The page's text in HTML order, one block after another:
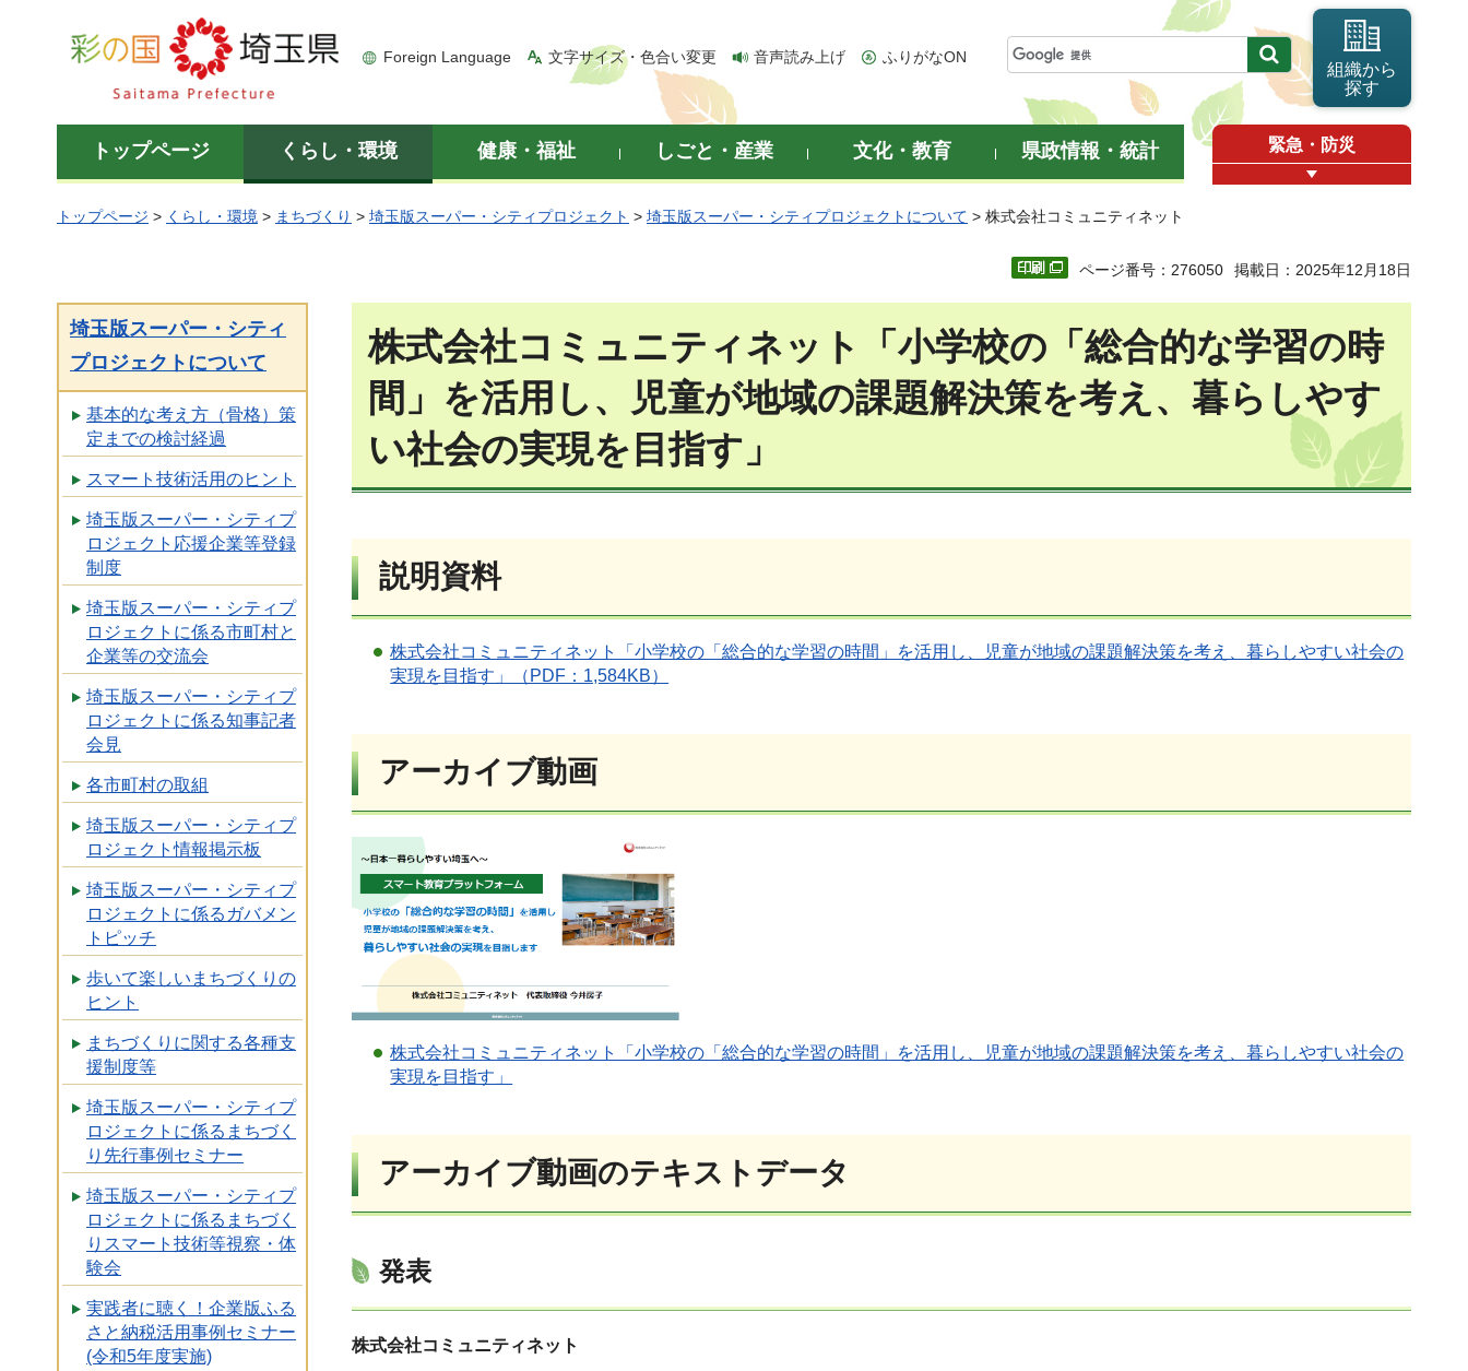
彩の国 埼玉県
Foreign Language 文字サイズ・色合い変更 音声読み上げ ふりがなON
組織から
探す
トップページ くらし・環境 健康・福祉 しごと・産業 文化・教育 県政情報・統計 緊急・防災
トップページ > くらし・環境 > まちづくり > 埼玉版スーパー・シティプロジェクト > 埼玉版スーパー・シティプロジェクトについて > 株式会社コミュニティネット
ページ番号：276050 掲載日：2025年12月18日
埼玉版スーパー・シティ
プロジェクトについて
基本的な考え方（骨格）策
定までの検討経過
スマート技術活用のヒント
埼玉版スーパー・シティプ
ロジェクト応援企業等登録
制度
埼玉版スーパー・シティプ
ロジェクトに係る市町村と
企業等の交流会
埼玉版スーパー・シティプ
ロジェクトに係る知事記者
会見
各市町村の取組
埼玉版スーパー・シティプ
ロジェクト情報掲示板
埼玉版スーパー・シティプ
ロジェクトに係るガバメン
トピッチ
歩いて楽しいまちづくりの
ヒント
まちづくりに関する各種支
援制度等
埼玉版スーパー・シティプ
ロジェクトに係るまちづく
り先行事例セミナー
埼玉版スーパー・シティプ
ロジェクトに係るまちづく
りスマート技術等視察・体
験会
実践者に聴く！企業版ふる
さと納税活用事例セミナー
(令和5年度実施)
株式会社コミュニティネット「小学校の「総合的な学習の時
間」を活用し、児童が地域の課題解決策を考え、暮らしやす
い社会の実現を目指す」
説明資料
株式会社コミュニティネット「小学校の「総合的な学習の時間」を活用し、児童が地域の課題解決策を考え、暮らしやすい社会の
実現を目指す」（PDF：1,584KB）
アーカイブ動画
株式会社コミュニティネット「小学校の「総合的な学習の時間」を活用し、児童が地域の課題解決策を考え、暮らしやすい社会の
実現を目指す」
アーカイブ動画のテキストデータ
発表
株式会社コミュニティネット